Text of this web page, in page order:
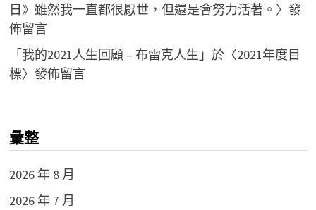
日》雖然我一直都很厭世，但還是會努力活著。 〉發
佈留言
「我的2021人生回顧 – 布雷克人生 」於〈2021年度目
標〉發佈留言
彙整
2026 年 8 月
2026 年 7 月